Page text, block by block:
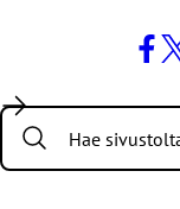
/
Search: